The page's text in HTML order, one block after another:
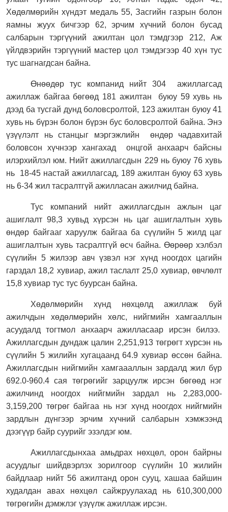
Хөдөлмөрийн хүндэт медаль 55, Засгийн газрын болон
яамны жуух бичгээр 62, эрчим хүчний болон бусад
салбарын тэргүүний ажилтан цол тэмдгээр 212, Аж
үйлдвэрийн тэргүүний мастер цол тэмдэгээр 40 хүн тус
тус шагнагдсан байна.
Өнөөдөр тус компанид нийт 304
ажиллагсад
ажиллаж байгаа бөгөөд 181 ажилтан
буюу 59 хувь нь
дээд ба тусгай дунд боловсролтой, 123 ажилтан буюу 41
хувь нь бүрэн болон бүрэн бус боловсролтой байна. Энэ
үзүүлэлт нь станцыг мэргэжлийн
өндөр чадавхитай
боловсон хүчнээр хангахад
онцгой анхаарч байсны
илэрхийлэл юм. Нийт ажиллагсдын 229 нь буюу 76 хувь
нь
18-45 настай ажиллагсад, 189 ажилтан буюу 63 хувь
нь 6-34 жил тасралтгүй ажилласан ажилчид байна.
Тус компаний нийт ажиллагсдын ажлын цаг
ашиглалт 98,3 хувьд хүрсэн нь цаг ашиглалтын хувь
өндөр байгааг харуулж байгаа ба сүүлийн 5 жилд цаг
ашиглалтын хувь тасралтгүй өсч байна. Өөрөөр хэлбэл
сүүлийн 5 жилээр авч үзвэл нэг хүнд ноогдох цагийн
гарздал 18,2 хувиар, ажил таслалт 25,0 хувиар, өвчлөлт
15,8 хувиар тус тус буурсан байна.
Хөдөлмөрийн хүнд нөхцөлд ажиллаж буй
ажилчдын хөдөлмөрийн хөлс, нийгмийн хамгааллын
асуудалд тогтмол анхаарч ажилласаар ирсэн билээ.
Ажиллагсдын дундаж цалин 2,251,913 төгрөгт хүрсэн нь
сүүлийн 5 жилийн хугацаанд 64.9 хувиар өссөн байна.
Ажиллагсдын нийгмийн хамгаааллын зардалд жил бүр
692.0-960.4 сая төгрөгийг зарцуулж ирсэн бөгөөд нэг
ажилчинд ноогдох нийгмийн зардал нь 2,283,000-
3,159,200 төгрөг байгаа нь нэг хүнд ноогдох нийгмийн
зардлын дүнгээр эрчим хүчний салбарын хэмжээнд
дээгүүр байр суурийг эзэлдэг юм.
Ажиллагсдынхаа амьдрах нөхцөл, орон байрны
асуудлыг шийдвэрлэх зорилгоор сүүлийн 10 жилийн
байдлаар нийт 56 ажилтанд орон сууц, хашаа байшин
худалдан авах нөхцөл сайжруулахад нь 610,300,000
төгрөгийн дэмжлэг үзүүлж ажиллаж ирсэн.